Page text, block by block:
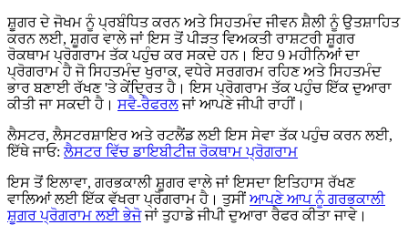
ਸ਼ੂਗਰ ਦੇ ਜੋਖਮ ਨੂੰ ਪ੍ਰਬੰਧਿਤ ਕਰਨ ਅਤੇ ਸਿਹਤਮੰਦ ਜੀਵਨ ਸ਼ੈਲੀ ਨੂੰ ਉਤਸ਼ਾਹਿਤ
ਕਰਨ ਲਈ, ਸ਼ੂਗਰ ਵਾਲੇ ਜਾਂ ਇਸ ਤੋਂ ਪੀੜਤ ਵਿਅਕਤੀ ਰਾਸ਼ਟਰੀ ਸ਼ੂਗਰ
ਰੋਕਥਾਮ ਪ੍ਰੋਗਰਾਮ ਤੱਕ ਪਹੁੰਚ ਕਰ ਸਕਦੇ ਹਨ। ਇਹ 9 ਮਹੀਨਿਆਂ ਦਾ
ਪ੍ਰੋਗਰਾਮ ਹੈ ਜੋ ਸਿਹਤਮੰਦ ਖੁਰਾਕ, ਵਧੇਰੇ ਸਰਗਰਮ ਰਹਿਣ ਅਤੇ ਸਿਹਤਮੰਦ
ਭਾਰ ਬਣਾਈ ਰੱਖਣ 'ਤੇ ਕੇਂਦ੍ਰਿਤ ਹੈ। ਇਸ ਪ੍ਰੋਗਰਾਮ ਤੱਕ ਪਹੁੰਚ ਇੱਕ ਦੁਆਰਾ
ਕੀਤੀ ਜਾ ਸਕਦੀ ਹੈ। ਸਵੈ-ਰੈਫਰਲਜਾਂ ਆਪਣੇ ਜੀਪੀ ਰਾਹੀਂ।
ਲੈਸਟਰ, ਲੈਸਟਰਸ਼ਾਇਰ ਅਤੇ ਰਟਲੈਂਡ ਲਈ ਇਸ ਸੇਵਾ ਤੱਕ ਪਹੁੰਚ ਕਰਨ ਲਈ,
ਇੱਥੇ ਜਾਓ:ਲੈਸਟਰ ਵਿੱਚ ਡਾਇਬੀਟੀਜ਼ ਰੋਕਥਾਮ ਪ੍ਰੋਗਰਾਮ
ਇਸ ਤੋਂ ਇਲਾਵਾ, ਗਰਭਕਾਲੀ ਸ਼ੂਗਰ ਵਾਲੇ ਜਾਂ ਇਸਦਾ ਇਤਿਹਾਸ ਰੱਖਣ
ਵਾਲਿਆਂ ਲਈ ਇੱਕ ਵੱਖਰਾ ਪ੍ਰੋਗਰਾਮ ਹੈ। ਤੁਸੀਂਆਪਣੇ ਆਪ ਨੂੰ ਗਰਭਕਾਲੀ
ਸ਼ੂਗਰ ਪ੍ਰੋਗਰਾਮ ਲਈ ਭੇਜੋਜਾਂ ਤੁਹਾਡੇ ਜੀਪੀ ਦੁਆਰਾ ਰੈਫਰ ਕੀਤਾ ਜਾਵੇ।